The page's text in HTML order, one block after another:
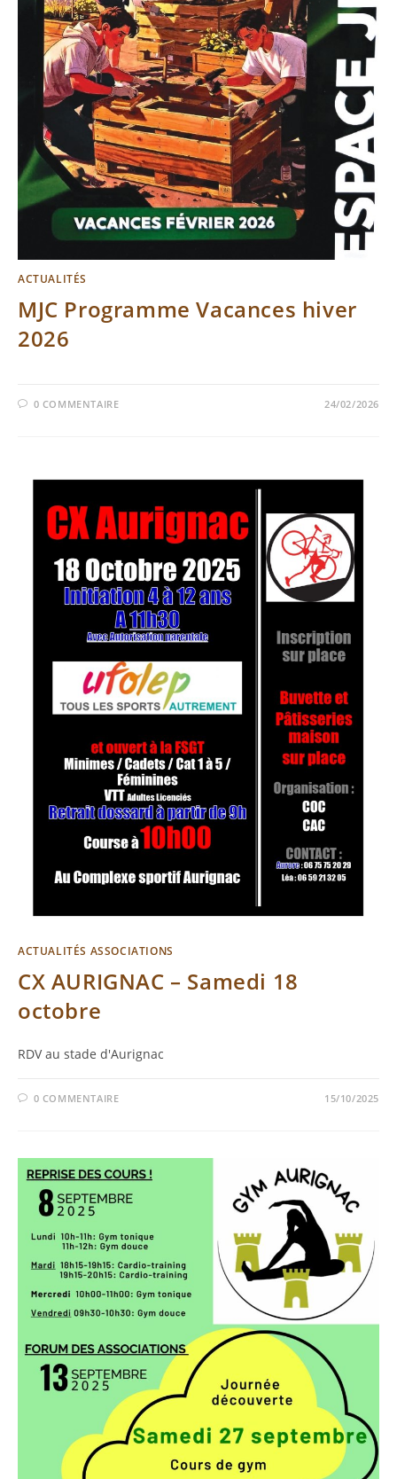
ACTUALITÉS
MJC Programme Vacances hiver
2026
0 COMMENTAIRE 24/02/2026
ACTUALITÉS ASSOCIATIONS
CX AURIGNAC – Samedi 18
octobre
RDV au stade d'Aurignac
0 COMMENTAIRE 15/10/2025